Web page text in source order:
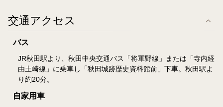
交通アクセス
バス
JR秋田駅より、秋田中央交通バス「将軍野線」または「寺内経
由土崎線」に乗車し「秋田城跡歴史資料館前」下車。秋田駅よ
り約20分。
自家用車